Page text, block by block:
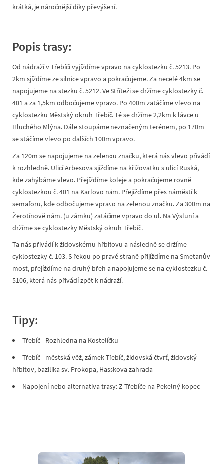
krátká, je náročnější díky převýšení.
Popis trasy:
Od nádraží v Třebíči vyjíždíme vpravo na cyklostezku č. 5213. Po
2km sjíždíme ze silnice vpravo a pokračujeme. Za necelé 4km se
napojujeme na stezku č. 5212. Ve Stříteži se držíme cyklostezky č.
401 a za 1,5km odbočujeme vpravo. Po 400m zatáčíme vlevo na
cyklostezku Městský okruh Třebíč. Té se držíme 2,2km k lávce u
Hluchého Mlýna. Dále stoupáme neznačeným terénem, po 170m
se stáčíme vlevo po dalších 100m vpravo.
Za 120m se napojujeme na zelenou značku, která nás vlevo přivádí
k rozhledně. Ulicí Arbesova sjíždíme na křižovatku s ulicí Ruská,
kde zahýbáme vlevo. Přejíždíme koleje a pokračujeme rovně
cyklostezkou č. 401 na Karlovo nám. Přejíždíme přes náměstí k
semaforu, kde odbočujeme vpravo na zelenou značku. Za 300m na
Žerotínově nám. (u zámku) zatáčíme vpravo do ul. Na Výsluní a
držíme se cyklostezky Městský okruh Třebíč.
Ta nás přivádí k židovskému hřbitovu a následně se držíme
cyklostezky č. 103. S řekou po pravé straně přijíždíme na Smetanův
most, přejíždíme na druhý břeh a napojujeme se na cyklostezku č.
5106, která nás přivádí zpět k nádraží.
Tipy:
Třebíč - Rozhledna na Kostelíčku
Třebíč - městská věž, zámek Třebíč, židovská čtvrť, židovský
hřbitov, bazilika sv. Prokopa, Hasskova zahrada
Napojení nebo alternativa trasy: Z Třebíče na Pekelný kopec